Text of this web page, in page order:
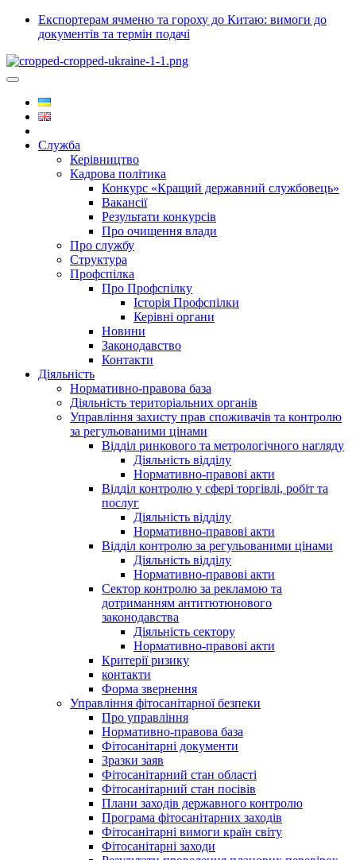
Експортерам ячменю та гороху до Китаю: вимоги до
документів та термін подачі
Служба
Керівництво
Кадрова політика
Конкурс «Кращий державний службовець»
Вакансії
Результати конкурсів
Про очищення влади
Про службу
Структура
Профспілка
Про Профспілку
Історія Профспілки
Керівні органи
Новини
Законодавство
Контакти
Діяльність
Нормативно-правова база
Діяльність територіальних органів
Управління захисту прав споживачів та контролю
за регульованими цінами
Відділ ринкового та метрологічного нагляду
Діяльність відділу
Нормативно-правові акти
Відділ контролю у сфері торгівлі, робіт та
послуг
Діяльність відділу
Нормативно-правові акти
Відділ контролю за регульованими цінами
Діяльність відділу
Нормативно-правові акти
Сектор контролю за рекламою та
дотриманням антитютюнового
законодавства
Діяльність сектору
Нормативно-правові акти
Критерії ризику
контакти
Форма звернення
Управління фітосанітарної безпеки
Про управління
Нормативно-правова база
Фітосанітарні документи
Зразки заяв
Фітосанітарний стан області
Фітосанітарний стан посівів
Плани заходів державного контролю
Програма фітосанітарних заходів
Фітосанітарні вимоги країн світу
Фітосанітарні заходи